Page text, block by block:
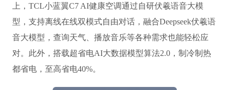
上，TCL小蓝翼C7 AI健康空调通过自研伏羲语音大模
型，支持离线在线双模式自由对话，融合Deepseek伏羲语
音大模型，查询天气、播放音乐等各种需求也能轻松应
对。此外，搭载超省电AI大数据模型算法2.0，制冷制热
都省电，至高省电40%。